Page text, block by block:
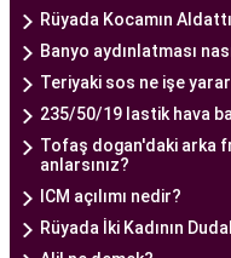
ve ekipmanlar,
güvenli hale getirir.
Ankara Tüp Bebek
anlayışı ve etik
sağlıklı bir gebelik
bir tüp bebek hizmeti
Ankara Tüp Bebek
Rüyada Kocamın
Banyo aydınlatması
Teriyaki sos ne işe
235/50/19 lastik hava
Tofaş dogan'daki arka
anlarsınız?
ICM açılımı nedir?
Rüyada İki Kadının